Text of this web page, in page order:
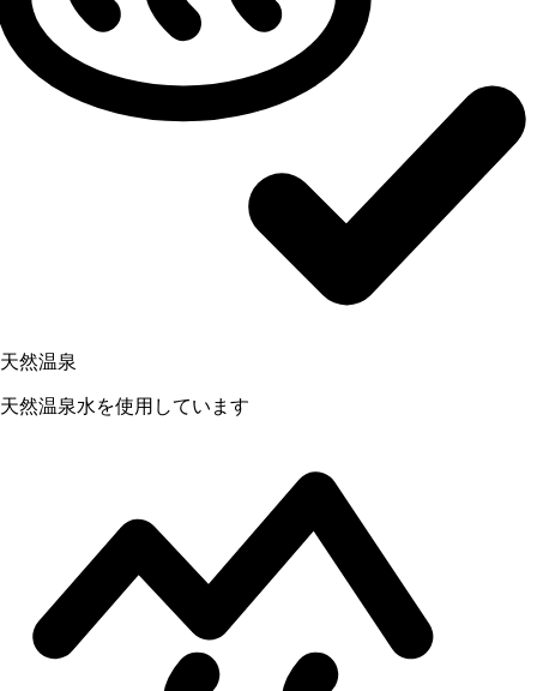
天然温泉
天然温泉水を使用しています